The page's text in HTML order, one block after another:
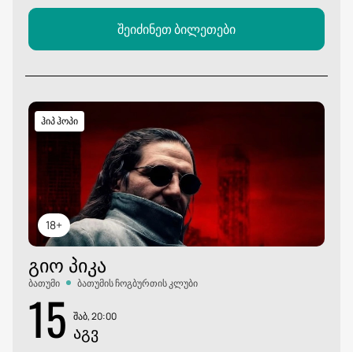
შეიძინეთ ბილეთები
18+
ჰიპ ჰოპი
ᲒᲘᲝ ᲞᲘᲙᲐ
ბათუმი ბათუმის ჩოგბურთის კლუბი
15 შაბ, 20:00
ᲐᲒᲕ